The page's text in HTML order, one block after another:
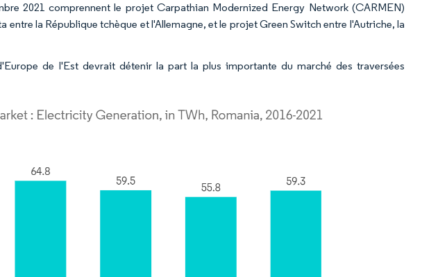
2021 comprennent le projet Carpathian Modernized Energy Network (CARMEN)
entre la République tchèque et l'Allemagne, et le projet Green Switch entre l'Autriche, la
de l'Est devrait détenir la part la plus importante du marché des traversées